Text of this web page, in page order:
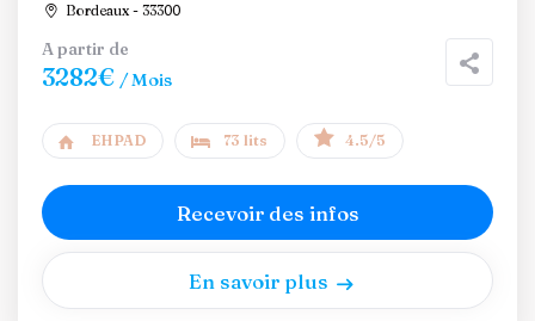
Bordeaux - 33300
A partir de
3282€ / Mois
EHPAD 73 lits 4.5/5
Recevoir des infos
En savoir plus